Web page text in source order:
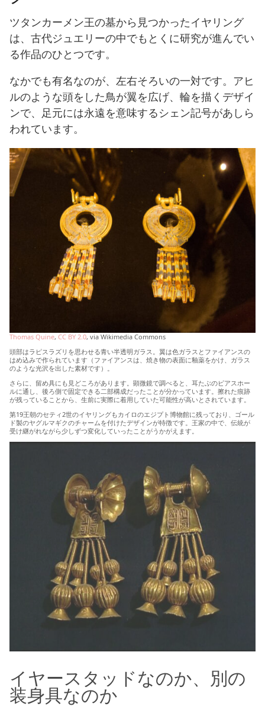
ツタンカーメン王の墓から見つかったイヤリング
は、古代ジュエリーの中でもとくに研究が進んでい
る作品のひとつです。
なかでも有名なのが、左右そろいの一対です。アヒ
ルのような頭をした鳥が翼を広げ、輪を描くデザイ
ンで、足元には永遠を意味するシェン記号があしら
われています。
Thomas Quine, CC BY 2.0, via Wikimedia Commons
頭部はラピスラズリを思わせる青い半透明ガラス。翼は色ガラスとファイアンスの
はめ込みで作られています（ファイアンスは、焼き物の表面に釉薬をかけ、ガラス
のような光沢を出した素材です）。
さらに、留め具にも見どころがあります。顕微鏡で調べると、耳たぶのピアスホー
ルに通し、後ろ側で固定できる二部構成だったことが分かっています。擦れた痕跡
が残っていることから、生前に実際に着用していた可能性が高いとされています。
第19王朝のセティ2世のイヤリングもカイロのエジプト博物館に残っており、ゴール
ド製のヤグルマギクのチャームを付けたデザインが特徴です。王家の中で、伝統が
受け継がれながら少しずつ変化していったことがうかがえます。
イヤースタッドなのか、別の
装身具なのか